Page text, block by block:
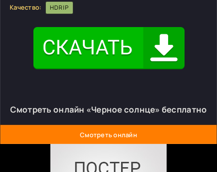
Качество:
HDRIP
Смотреть онлайн «Черное солнце» бесплатно
Смотреть онлайн